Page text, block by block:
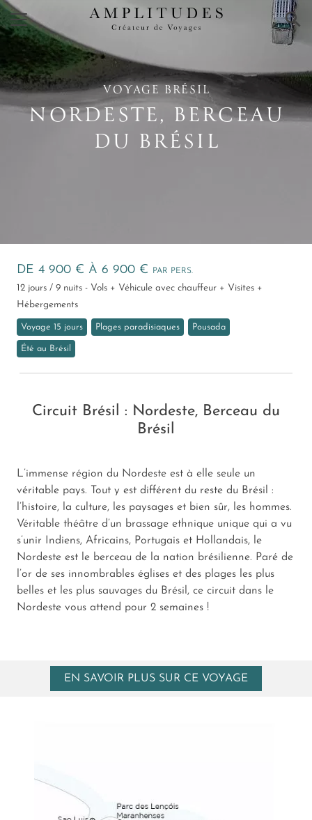
×
VOYAGE BRÉSIL
NORDESTE, BERCEAU
DU BRÉSIL
DE 4 900 € À 6 900 € PAR PERS.
12 jours / 9 nuits - Vols + Véhicule avec chauffeur + Visites +
Hébergements
Voyage 15 jours Plages paradisiaques Pousada
Été au Brésil
Circuit Brésil : Nordeste, Berceau du
Brésil
L’immense région du Nordeste est à elle seule un
véritable pays. Tout y est différent du reste du Brésil :
l’histoire, la culture, les paysages et bien sûr, les hommes.
Véritable théâtre d’un brassage ethnique unique qui a vu
s’unir Indiens, Africains, Portugais et Hollandais, le
Nordeste est le berceau de la nation brésilienne. Paré de
l’or de ses innombrables églises et des plages les plus
belles et les plus sauvages du Brésil, ce circuit dans le
Nordeste vous attend pour 2 semaines !
EN SAVOIR PLUS SUR CE VOYAGE